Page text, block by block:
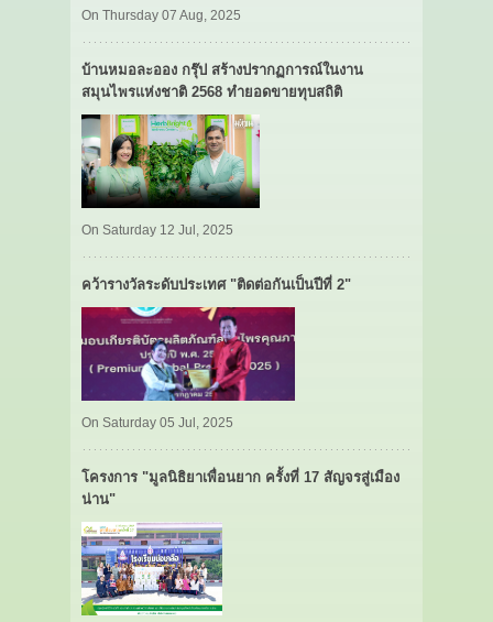
On Thursday 07 Aug, 2025
บ้านหมอละออง กรุ๊ป สร้างปรากฏการณ์ในงาน
สมุนไพรแห่งชาติ 2568 ทำยอดขายทุบสถิติ
On Saturday 12 Jul, 2025
คว้ารางวัลระดับประเทศ "ติดต่อกันเป็นปีที่ 2"
On Saturday 05 Jul, 2025
โครงการ "มูลนิธิยาเพื่อนยาก ครั้งที่ 17 สัญจรสู่เมือง
น่าน"